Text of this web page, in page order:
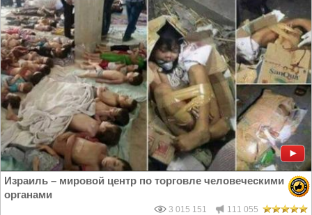
Израиль – мировой центр по торговле человеческими
органами
3 015 151 111 055